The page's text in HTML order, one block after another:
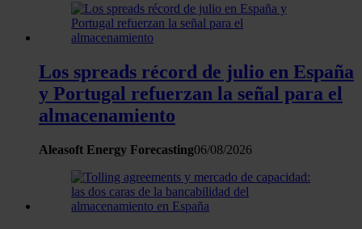
Los spreads récord de julio en España
y Portugal refuerzan la señal para el
almacenamiento
Aleasoft Energy Forecasting06/08/2026